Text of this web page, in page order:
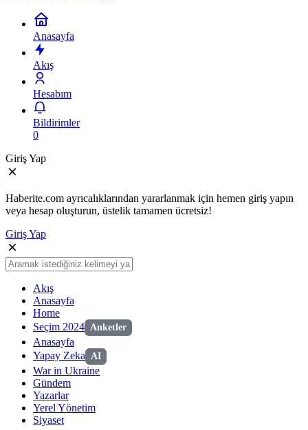
Anasayfa
Akış
Hesabım
Bildirimler
0
Giriş Yap
Haberite.com ayrıcalıklarından yararlanmak için hemen giriş yapın
veya hesap oluşturun, üstelik tamamen ücretsiz!
Giriş Yap
Akış
Anasayfa
Home
Seçim 2024 Anketler
Anasayfa
Yapay Zeka AI
War in Ukraine
Gündem
Yazarlar
Yerel Yönetim
Siyaset